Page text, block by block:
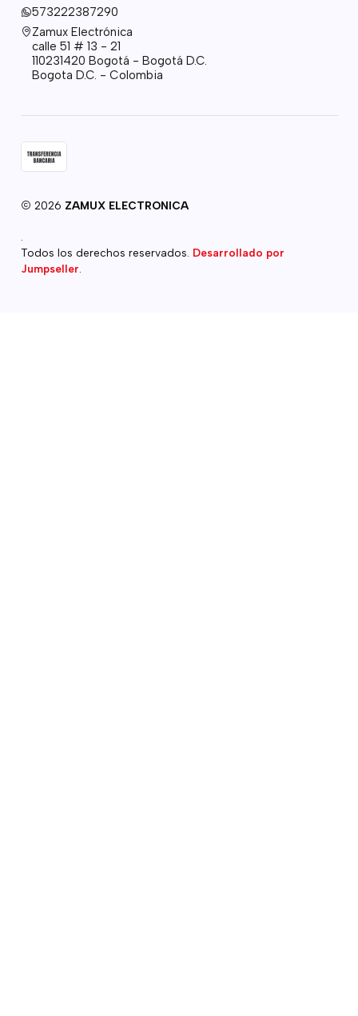
573222387290
Zamux Electrónica
calle 51 # 13 - 21
110231420 Bogotá - Bogotá D.C.
Bogota D.C. - Colombia
2026 ZAMUX ELECTRONICA
.
Todos los derechos reservados. Desarrollado por
Jumpseller.